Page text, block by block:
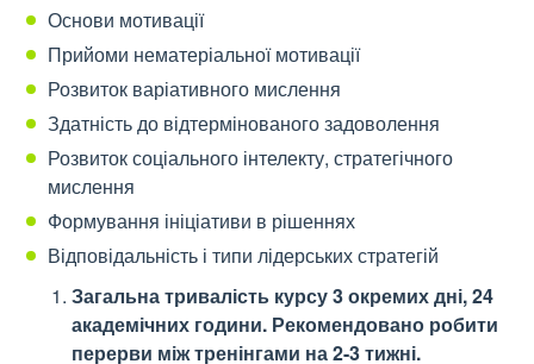
Основи мотивації
Прийоми нематеріальної мотивації
Розвиток варіативного мислення
Здатність до відтермінованого задоволення
Розвиток соціального інтелекту, стратегічного
мислення
Формування ініціативи в рішеннях
Відповідальність і типи лідерських стратегій
Загальна тривалість курсу 3 окремих дні, 24
академічних години. Рекомендовано робити
перерви між тренінгами на 2-3 тижні.